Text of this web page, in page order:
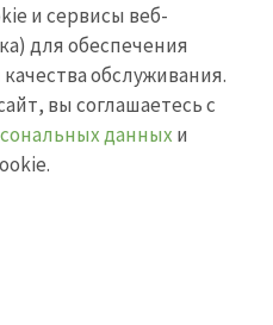
и сервисы веб-
для обеспечения
обслуживания.
вы соглашаетесь с
данных и